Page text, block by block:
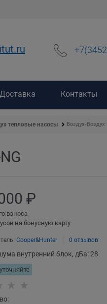
Доставка Контакты
тепловые насосы Воздух-Воздух
₽
взноса
на бонусную карту
Cooper&Hunter 0 отзывов
внутренний блок, дБа: 28